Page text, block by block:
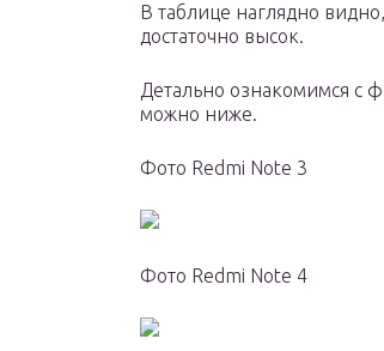
В таблице наглядно
достаточно высок.
Детально ознакомимся с
можно ниже.
Фото Redmi Note 3
Фото Redmi Note 4